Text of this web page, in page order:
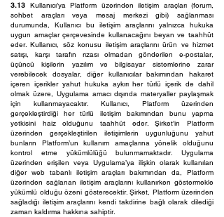
3.13 Kullanıcı’ya Platform üzerinden iletişim araçları (forum,
sohbet araçları veya mesaj merkezi gibi) sağlanması
durumunda, Kullanıcı bu iletişim araçlarını yalnızca hukuka
uygun amaçlar çerçevesinde kullanacağını beyan ve taahhüt
eder. Kullanıcı, söz konusu iletişim araçlarını ürün ve hizmet
satışı, karşı tarafın rızası olmadan gönderilen e-postalar,
üçüncü kişilerin yazılım ve bilgisayar sistemlerine zarar
verebilecek dosyalar, diğer kullanıcılar bakımından hakaret
içeren içerikler yahut hukuka aykırı her türlü içerik de dahil
olmak üzere, Uygulama amacı dışında materyaller paylaşmak
için kullanmayacaktır. Kullanıcı, Platform üzerinden
gerçekleştirdiği her türlü iletişim bakımından bunu yapma
yetkisini haiz olduğunu taahhüt eder. Şirket’in Platform
üzerinden gerçekleştirilen iletişimlerin uygunluğunu yahut
bunların Platform’un kullanım amaçlarına yönelik olduğunu
kontrol etme yükümlülüğü bulunmamaktadır. Uygulama
üzerinden erişilen veya Uygulama’ya ilişkin olarak kullanılan
diğer web tabanlı iletişim araçları bakımından da, Platform
üzerinden sağlanan iletişim araçlarını kullanırken göstermekle
yükümlü olduğu özeni gösterecektir. Şirket, Platform üzerinden
sağladığı iletişim araçlarını kendi takdirine bağlı olarak dilediği
zaman kaldırma hakkına sahiptir.